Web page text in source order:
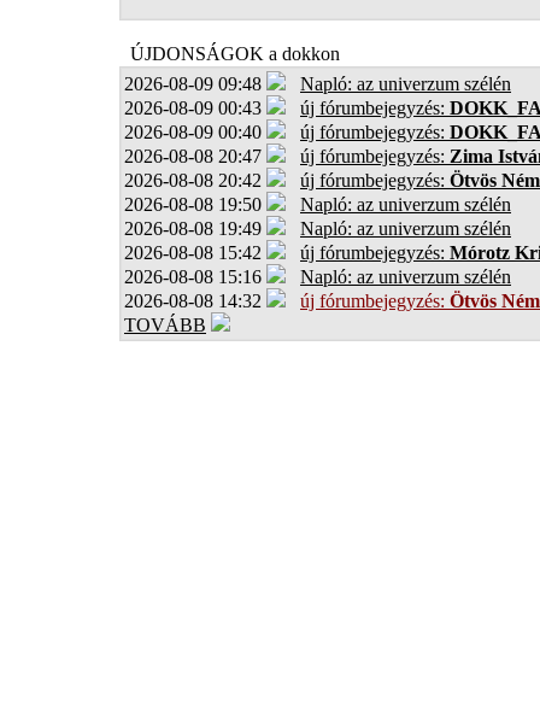
ÚJDONSÁGOK a dokkon
2026-08-09 09:48
Napló: az univerzum szélén
2026-08-09 00:43
új fórumbejegyzés:
2026-08-09 00:40
új fórumbejegyzés:
2026-08-08 20:47
új fórumbejegyzés: Zima
2026-08-08 20:42
új fórumbejegyzés: Ötvös
2026-08-08 19:50
Napló: az univerzum szélén
2026-08-08 19:49
Napló: az univerzum szélén
2026-08-08 15:42
új fórumbejegyzés: Mórotz
2026-08-08 15:16
Napló: az univerzum szélén
2026-08-08 14:32
új fórumbejegyzés: Ötvös
TOVÁBB